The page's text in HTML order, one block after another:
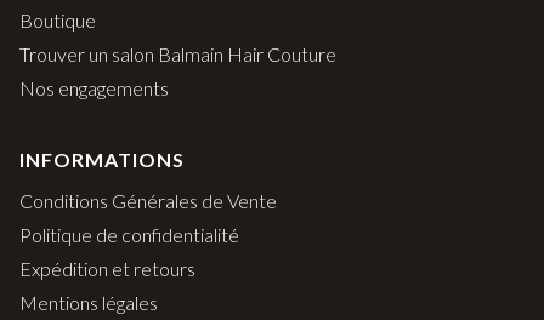
Boutique
Trouver un salon Balmain Hair Couture
Nos engagements
INFORMATIONS
Conditions Générales de Vente
Politique de confidentialité
Expédition et retours
Mentions légales